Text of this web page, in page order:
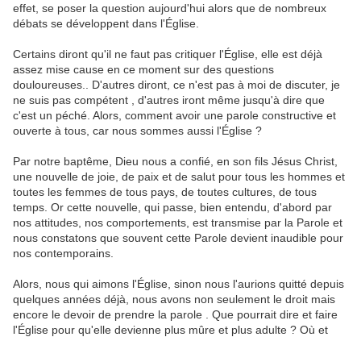
effet, se poser la question aujourd'hui alors que de nombreux
débats se développent dans l'Église.
Certains diront qu'il ne faut pas critiquer l'Église, elle est déjà
assez mise cause en ce moment sur des questions
douloureuses.. D'autres diront, ce n'est pas à moi de discuter, je
ne suis pas compétent , d'autres iront même jusqu'à dire que
c'est un péché. Alors, comment avoir une parole constructive et
ouverte à tous, car nous sommes aussi l'Église ?
Par notre baptême, Dieu nous a confié, en son fils Jésus Christ,
une nouvelle de joie, de paix et de salut pour tous les hommes et
toutes les femmes de tous pays, de toutes cultures, de tous
temps. Or cette nouvelle, qui passe, bien entendu, d'abord par
nos attitudes, nos comportements, est transmise par la Parole et
nous constatons que souvent cette Parole devient inaudible pour
nos contemporains.
Alors, nous qui aimons l'Église, sinon nous l'aurions quitté depuis
quelques années déjà, nous avons non seulement le droit mais
encore le devoir de prendre la parole . Que pourrait dire et faire
l'Église pour qu'elle devienne plus mûre et plus adulte ? Où et